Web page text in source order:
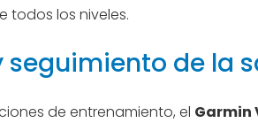
todos los niveles.
seguimiento de la
de entrenamiento, el Garmin